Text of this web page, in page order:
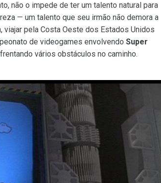
não o impede de ter um talento natural para
— um talento que seu irmão não demora a
viajar pela Costa Oeste dos Estados Unidos
de videogames envolvendo Super
vários obstáculos no caminho.